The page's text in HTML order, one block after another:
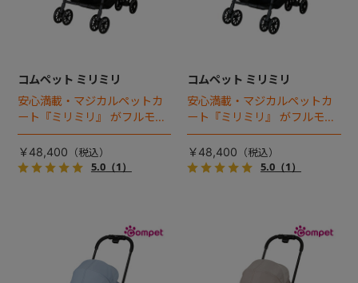
コムペット ミリミリ
安心満載・マジカルペットカ
ート『ミリミリ』 がフルモデ
ルチェンジ。 新機能「マジカ
ルフォールディング」搭載
￥48,400
5.0（1）
コムペット ミリミリ
安心満載・マジカルペットカ
ート『ミリミリ』 がフルモデ
ルチェンジ。 新機能「マジカ
ルフォールディング」搭載
￥48,400
5.0（1）